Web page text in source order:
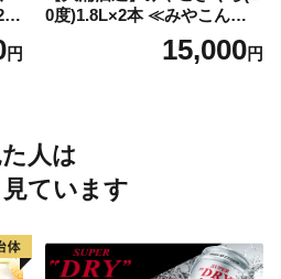
本
円
0度)1.8L×2本 ≪みやこんじょ
特急便≫_MJ-077115,000円
人は
ています